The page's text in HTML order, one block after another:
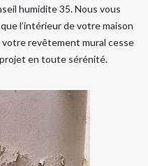
humidite 35. Nous vous
l’intérieur de votre maison
revêtement mural cesse
en toute sérénité.